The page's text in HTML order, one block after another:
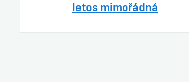
letos mimořádná